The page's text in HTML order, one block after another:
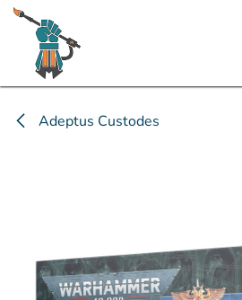
Se rendre au contenu
Adeptus Custodes